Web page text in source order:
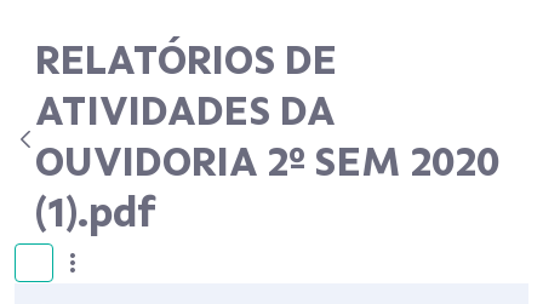
RELATÓRIOS DE
ATIVIDADES DA
OUVIDORIA 2º SEM 2020
(1).pdf